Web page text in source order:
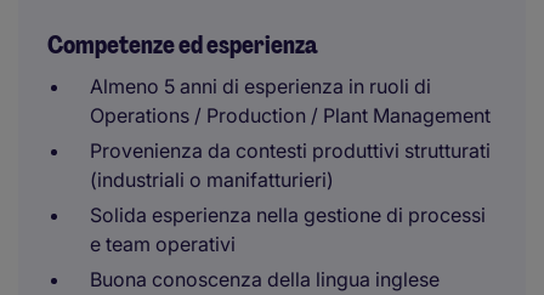
Competenze ed esperienza
Almeno 5 anni di esperienza in ruoli di
Operations / Production / Plant Management
Provenienza da contesti produttivi strutturati
(industriali o manifatturieri)
Solida esperienza nella gestione di processi
e team operativi
Buona conoscenza della lingua inglese